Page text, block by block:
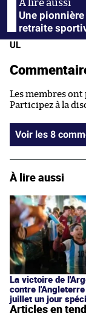
Une
retraite
UL
Les membres
Participez à la
Voir les 8
À lire aussi
La victoire de
contre
juillet un jour
Articles en